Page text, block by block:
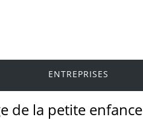
ENTREPRISES
de la petite enfance